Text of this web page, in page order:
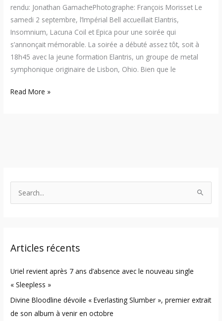
rendu: Jonathan GamachePhotographe: François Morisset Le
samedi 2 septembre, l’Impérial Bell accueillait Elantris,
Insomnium, Lacuna Coil et Epica pour une soirée qui
s’annonçait mémorable. La soirée a débuté assez tôt, soit à
18h45 avec la jeune formation Elantris, un groupe de metal
symphonique originaire de Lisbon, Ohio. Bien que le
Read More »
c
f
o
r
:
Articles récents
Uriel revient après 7 ans d’absence avec le nouveau single
« Sleepless »
Divine Bloodline dévoile « Everlasting Slumber », premier extrait
de son album à venir en octobre